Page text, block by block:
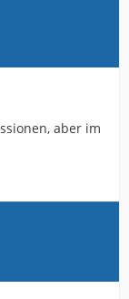
aber im